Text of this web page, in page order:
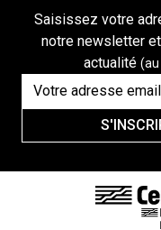
Saisissez votre
notre newsletter
actualité
FOOTER